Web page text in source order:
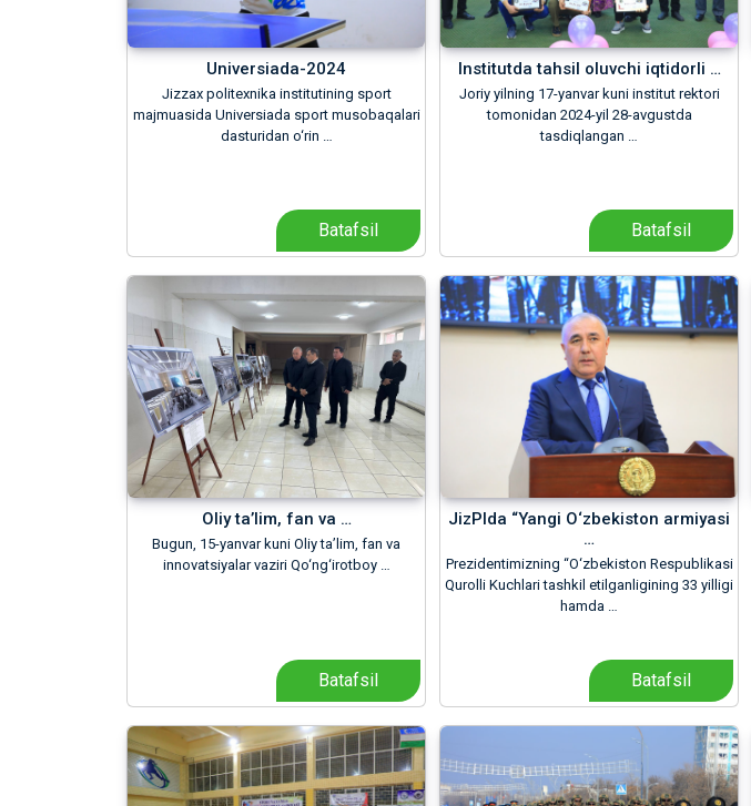
Universiada-2024
Jizzax politexnika institutining sport
majmuasida Universiada sport musobaqalari
dasturidan o‘rin …
Batafsil
Institutda tahsil oluvchi iqtidorli …
Joriy yilning 17-yanvar kuni institut rektori
tomonidan 2024-yil 28-avgustda
tasdiqlangan …
Batafsil
Oliy ta’lim, fan va …
Bugun, 15-yanvar kuni Oliy ta’lim, fan va
innovatsiyalar vaziri Qo‘ng‘irotboy …
Batafsil
JizPIda “Yangi O‘zbekiston armiyasi
…
Prezidentimizning “O‘zbekiston Respublikasi
Qurolli Kuchlari tashkil etilganligining 33 yilligi
hamda …
Batafsil